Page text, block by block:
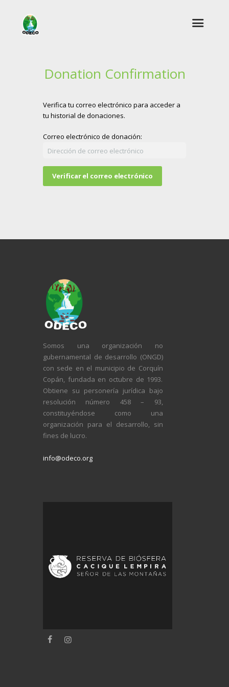
Donation Confirmation
Verifica tu correo electrónico para acceder a
tu historial de donaciones.
Correo electrónico de donación:
Somos una organización no
gubernamental de desarrollo (ONGD)
con sede en el municipio de Corquín
Copán, fundada en octubre de 1993.
Obtiene su personería jurídica bajo
resolución número 458 – 93,
constituyéndose como una
organización para el desarrollo, sin
fines de lucro.
info@odeco.org